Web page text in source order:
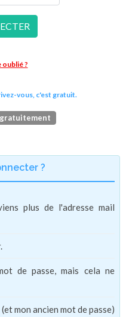
oublié ?
vous, c'est gratuit.
?
plus de l'adresse mail
de passe, mais cela ne
mon ancien mot de passe)